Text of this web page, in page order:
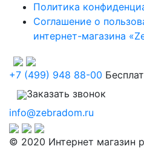
Политика
Соглашение о
интернет-магазина
+7 (499) 948 88-00
Заказать звонок
info@zebradom.ru
© 2020 Интернет магазин